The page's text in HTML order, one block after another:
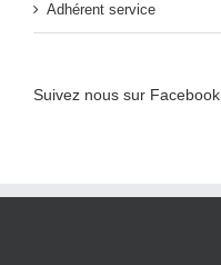
Adhérent service
Suivez nous sur Facebook